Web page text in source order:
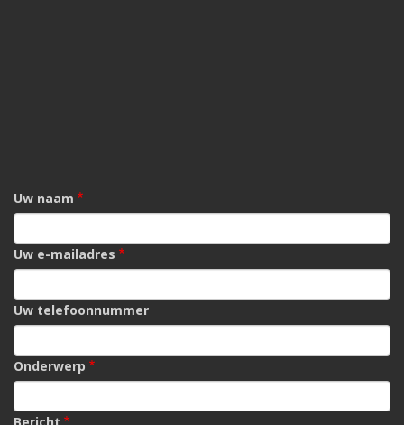
Uw naam
Uw e-mailadres
Uw telefoonnummer
Onderwerp